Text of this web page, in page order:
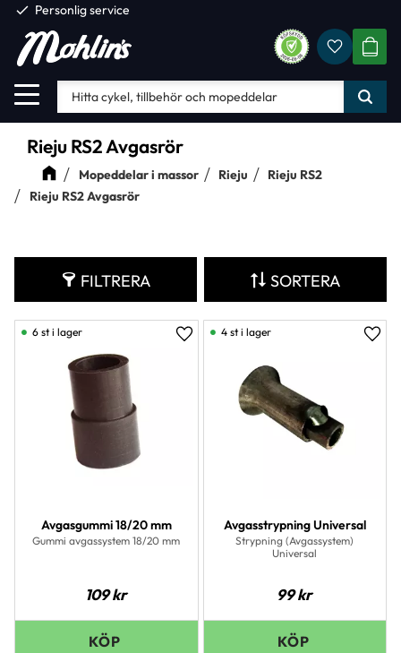
Meny
check Personlig service
Rieju RS2 Avgasrör
Mopeddelar i massor Rieju
Rieju RS2
Rieju RS2 Avgasrör
FILTRERA SORTERA
Avgasgummi 18/20 mm
Gummi avgassystem 18/20 mm
109kr
Lägg till i favoriter
6 st i lager
Avgasstrypning Universal
Strypning (Avgassystem)
Universal
99kr
4 st i lager